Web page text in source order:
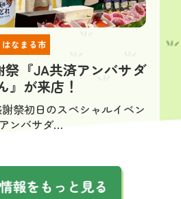
はなまる市
祭『JA共済アンバサダ
』が来店！
祭初日のスペシャルイベン
ンバサダ…